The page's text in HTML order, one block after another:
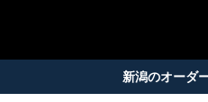
新潟のオーダ